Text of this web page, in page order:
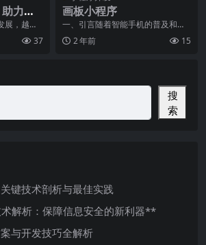
力提
展，越来
序的重
37
画板小程序
一、引言随着智能手机的普及和移
动互联网的快速发展，移动应用程
序逐渐成为现代人生活
2 年前 15
搜
索
键技术剖析与最佳实践
解析：保障信息安全的新利器**
与开发技巧全解析